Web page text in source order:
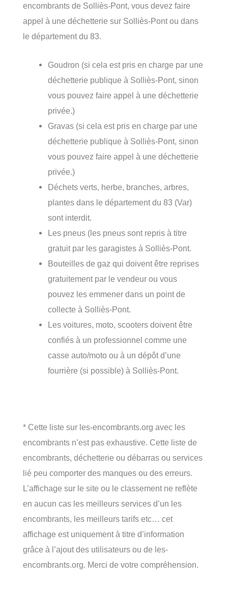
encombrants de Solliès-Pont, vous devez faire
appel à une déchetterie sur Solliès-Pont ou dans
le département du 83.
Goudron (si cela est pris en charge par une
déchetterie publique à Solliès-Pont, sinon
vous pouvez faire appel à une déchetterie
privée.)
Gravas (si cela est pris en charge par une
déchetterie publique à Solliès-Pont, sinon
vous pouvez faire appel à une déchetterie
privée.)
Déchets verts, herbe, branches, arbres,
plantes dans le département du 83 (Var)
sont interdit.
Les pneus (les pneus sont repris à titre
gratuit par les garagistes à Solliès-Pont.
Bouteilles de gaz qui doivent être reprises
gratuitement par le vendeur ou vous
pouvez les emmener dans un point de
collecte à Solliès-Pont.
Les voitures, moto, scooters doivent être
confiés à un professionnel comme une
casse auto/moto ou à un dépôt d’une
fourrière (si possible) à Solliès-Pont.
* Cette liste sur les-encombrants.org avec les
encombrants n’est pas exhaustive. Cette liste de
encombrants, déchetterie ou débarras ou services
lié peu comporter des manques ou des erreurs.
L’affichage sur le site ou le classement ne reflète
en aucun cas les meilleurs services d’un les
encombrants, les meilleurs tarifs etc… cet
affichage est uniquement à titre d’information
grâce à l’ajout des utilisateurs ou de les-
encombrants.org. Merci de votre compréhension.